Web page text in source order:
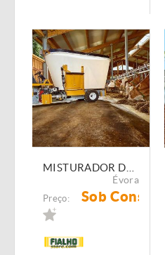
Évora
Preço: Sob Consulta